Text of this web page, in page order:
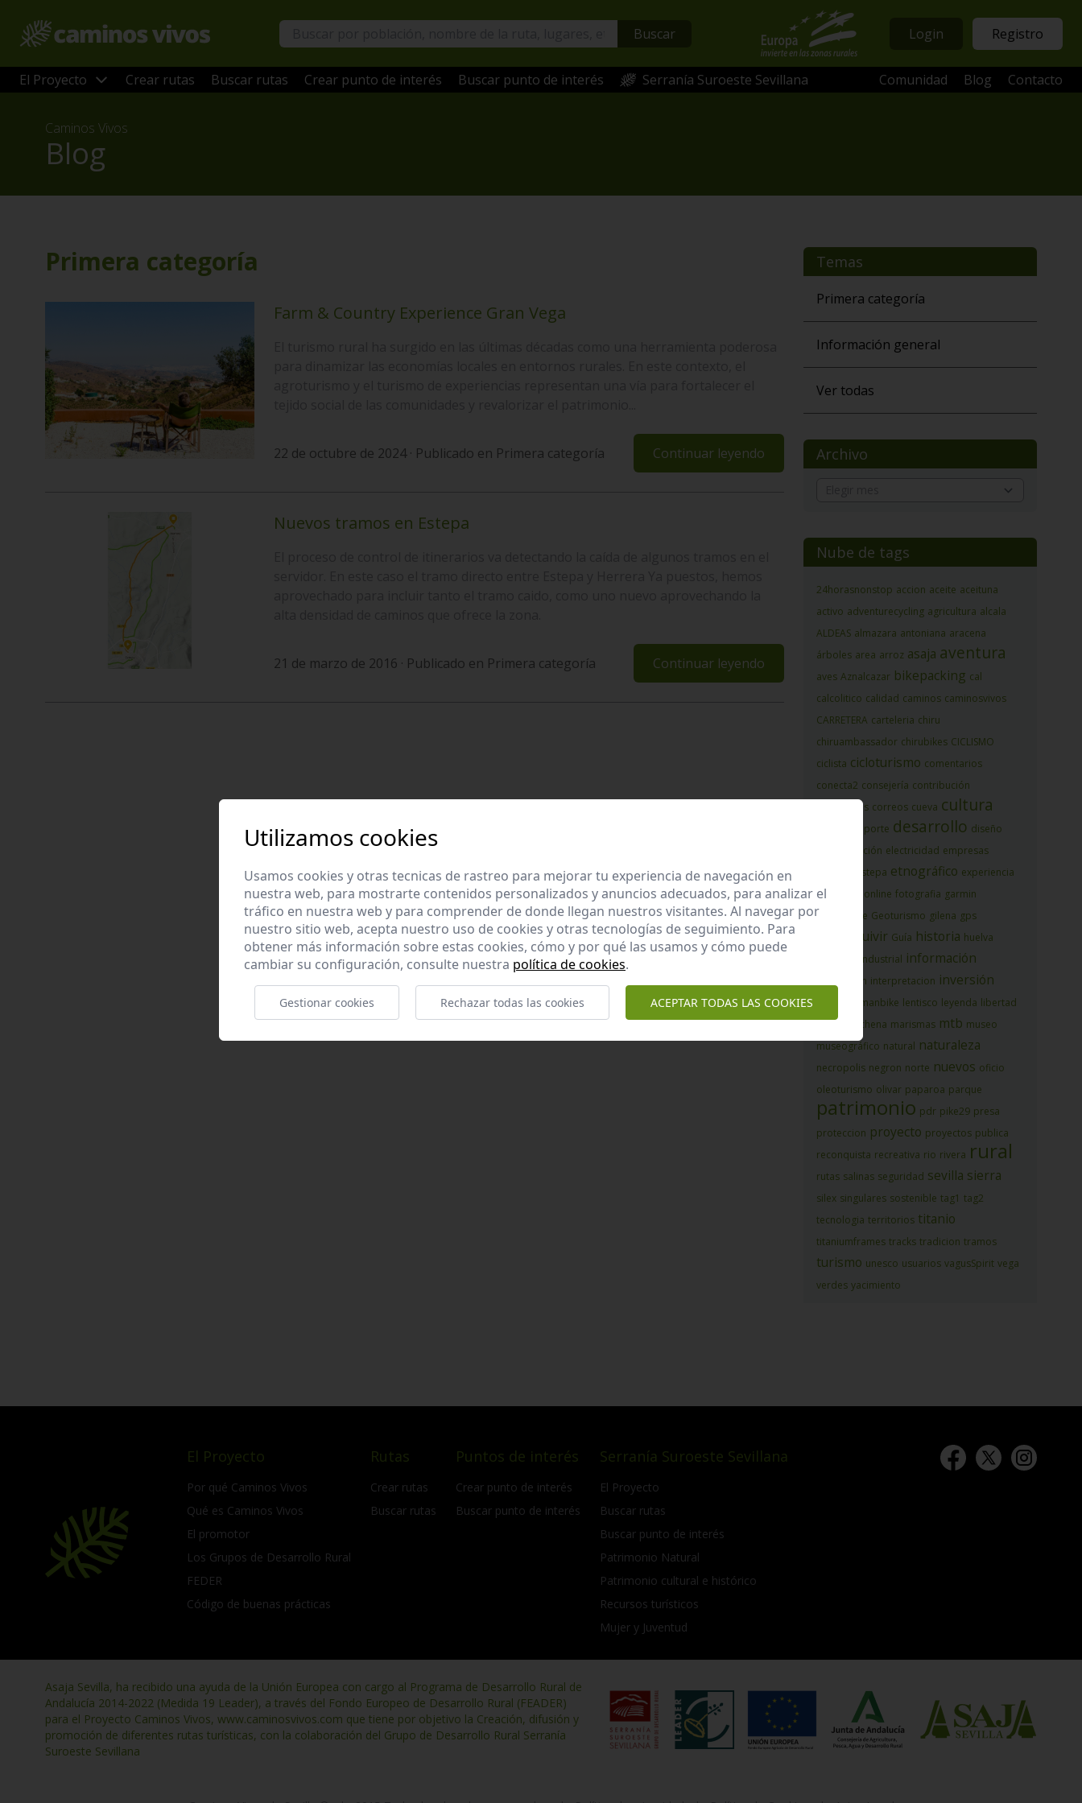
Buscar Login Registro
El Proyecto Crear rutas Buscar rutas Crear punto de interés Buscar punto de interés Serranía Suroeste Sevillana Comunidad Blog Contacto
Caminos Vivos
Blog
Primera categoría
Farm & Country Experience Gran Vega
22 de octubre de 2024 · Publicado en Primera categoría Continuar leyendo
Nuevos tramos en Estepa
21 de marzo de 2016 · Publicado en Primera categoría Continuar leyendo
Temas
Primera categoría
Información general
Ver todas
Archivo
Nube de tags
24horasnonstop accion aceite aceituna
activo adventurecycling agricultura alcala
ALDEAS almazara antoniana aracena
árboles area arroz asaja aventura
aves Aznalcazar bikepacking cal
calcolitico calidad caminos caminosvivos
CARRETERA carteleria chiru
chiruambassador chirubikes CICLISMO
ciclista cicloturismo comentarios
conecta2 consejería contribución
corredores correos cueva cultura
deporte desarrollo diseño
diversificación electricidad empresas
estepa etnográfico experiencia
formaciononline fotografia garmin
geoparque Geoturismo gilena gps
guadalquivir Guía historia huelva
industrial información
interaccion interpretacion inversión
kaninawomanbike lentisco leyenda libertad
local
marchena marismas mtb museo
museográfico natural naturaleza
necropolis negron norte nuevos oficio
oleoturismo olivar paparoa parque
patrimonio pdr pike29 presa
proteccion proyecto proyectos publica
reconquista recreativa rio rivera rural
rutas salinas seguridad sevilla sierra
silex singulares sostenible tag1 tag2
tecnologia territorios titanio
titaniumframes tracks tradicion tramos
turismo unesco usuarios vagusSpirit vega
verdes yacimiento
El Proyecto
Por qué Caminos Vivos
Qué es Caminos Vivos
El promotor
Los Grupos de Desarrollo Rural
FEDER
Código de buenas prácticas
Rutas
Crear rutas
Buscar rutas
Puntos de interés
Crear punto de interés
Buscar punto de interés
Serranía Suroeste Sevillana
El Proyecto
Buscar rutas
Buscar punto de interés
Patrimonio Natural
Patrimonio cultural e histórico
Recursos turísticos
Mujer y Juventud
Asaja Sevilla, ha recibido una ayuda de la Unión Europea con cargo al Programa de Desarrollo Rural de
Andalucía 2014-2022 (Medida 19 Leader), a través del Fondo Europeo de Desarrollo Rural (FEADER)
para el Proyecto Caminos Vivos, www.caminosvivos.com que tiene por objetivo la Creación, difusión y
promoción de diferentes rutas turísticas, con la colaboración del Grupo de Desarrollo Rural Serranía
Suroeste Sevillana
Utilizamos cookies
Usamos cookies y otras tecnicas de rastreo para mejorar tu experiencia de navegación en
nuestra web, para mostrarte contenidos personalizados y anuncios adecuados, para analizar el
tráfico en nuestra web y para comprender de donde llegan nuestros visitantes. Al navegar por
nuestro sitio web, acepta nuestro uso de cookies y otras tecnologías de seguimiento. Para
obtener más información sobre estas cookies, cómo y por qué las usamos y cómo puede
cambiar su configuración, consulte nuestra política de cookies.
Gestionar cookies Rechazar todas las cookies ACEPTAR TODAS LAS COOKIES